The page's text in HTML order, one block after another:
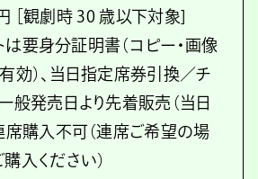
［観劇時 30 歳以下対象]
要身分証明書（コピー・画像
効）、当日指定席券引換／チ
般発売日より先着販売（当日
席購入不可（連席ご希望の場
入ください）